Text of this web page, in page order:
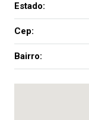
Estado:
Cep:
Bairro: